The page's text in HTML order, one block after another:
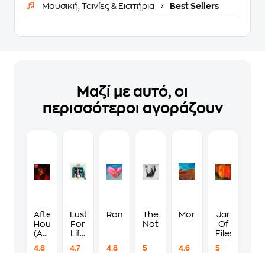
Μουσική, Ταινίες & Εισιτήρια Best Sellers
Μαζί με αυτό, οι
περισσότεροι αγοράζουν
After
Hours
(Alternate
4.8
Lust
For
Life
4.7
Romance
4.8
The
Nothing
5
More
4.6
Jar
Of
Files
5